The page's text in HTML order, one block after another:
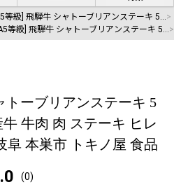
等級] 飛騨牛 シャトーブリアンステーキ 5…
等級] 飛騨牛 シャトーブリアンステーキ 5…
トーブリアンステーキ 5
牛肉 肉 ステーキ ヒレ
阜 本巣市 トキノ屋 食品
(0)